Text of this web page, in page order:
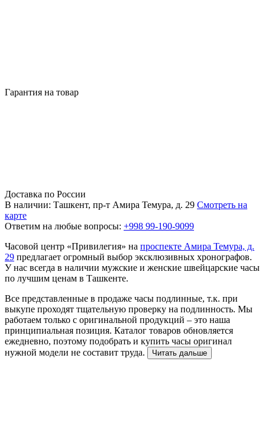
Гарантия на товар
Доставка по России
В наличии: Ташкент, пр-т Амира Темура, д. 29 Смотреть на
карте
Ответим на любые вопросы: +998 99-190-9099
Часовой центр «Привилегия» на проспекте Амира Темура, д.
29 предлагает огромный выбор эксклюзивных хронографов.
У нас всегда в наличии мужские и женские швейцарские часы
по лучшим ценам в Ташкенте.
Все представленные в продаже часы подлинные, т.к. при
выкупе проходят тщательную проверку на подлинность. Мы
работаем только с оригинальной продукций – это наша
принципиальная позиция. Каталог товаров обновляется
ежедневно, поэтому подобрать и купить часы оригинал
нужной модели не составит труда.
Читать дальше